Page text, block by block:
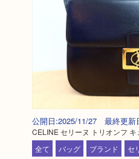
公開日:2025/11/27 最終更新
CELINE セリーヌ トリオンフ
全て バッグ ブランド セ